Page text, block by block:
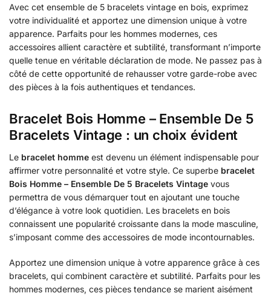
Avec cet ensemble de 5 bracelets vintage en bois, exprimez
votre individualité et apportez une dimension unique à votre
apparence. Parfaits pour les hommes modernes, ces
accessoires allient caractère et subtilité, transformant n’importe
quelle tenue en véritable déclaration de mode. Ne passez pas à
côté de cette opportunité de rehausser votre garde-robe avec
des pièces à la fois authentiques et tendances.
Bracelet Bois Homme – Ensemble De 5
Bracelets Vintage : un choix évident
Le bracelet homme est devenu un élément indispensable pour
affirmer votre personnalité et votre style. Ce superbe bracelet
Bois Homme – Ensemble De 5 Bracelets Vintage vous
permettra de vous démarquer tout en ajoutant une touche
d’élégance à votre look quotidien. Les bracelets en bois
connaissent une popularité croissante dans la mode masculine,
s’imposant comme des accessoires de mode incontournables.
Apportez une dimension unique à votre apparence grâce à ces
bracelets, qui combinent caractère et subtilité. Parfaits pour les
hommes modernes, ces pièces tendance se marient aisément